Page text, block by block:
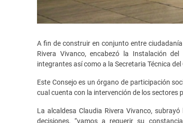
A fin de construir en conjunto entre
Rivera Vivanco, encabezó la Instalación
integrantes así como a la Secretaria Técnica
Este Consejo es un órgano de participación
cual cuenta con la intervención de los sectores
La alcaldesa Claudia Rivera Vivanco,
decisiones, “vamos a requerir su